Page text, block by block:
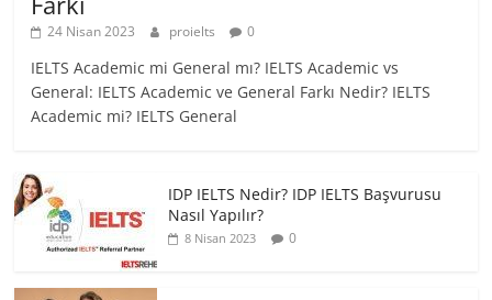
24 Nisan 2023 proielts 0
IELTS Academic mi General mı? IELTS Academic vs
General: IELTS Academic ve General Farkı Nedir? IELTS
Academic mi? IELTS General
IDP IELTS Nedir? IDP IELTS Başvurusu
Nasıl Yapılır?
8 Nisan 2023 0